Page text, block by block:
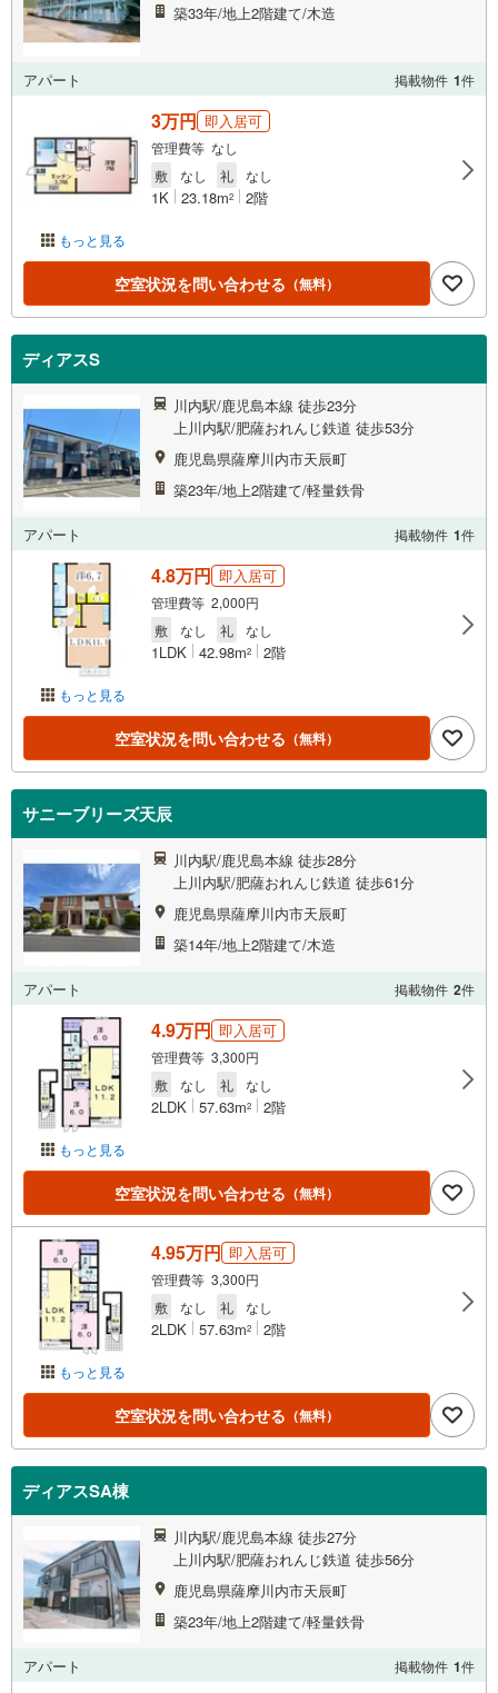
築33年/地上2階建て/木造
アパート 掲載物件 1件
もっと見る
3万円 即入居可
管理費等 なし
敷
なし 礼 なし
1K 23.18m2 2階
空室状況を問い合わせる （無料）
ディアスS
川内駅/鹿児島本線 徒歩23分
上川内駅/肥薩おれんじ鉄道 徒歩53分
鹿児島県薩摩川内市天辰町
築23年/地上2階建て/軽量鉄骨
アパート 掲載物件 1件
もっと見る
4.8万円 即入居可
管理費等 2,000円
敷
なし 礼 なし
1LDK 42.98m2 2階
空室状況を問い合わせる （無料）
サニーブリーズ天辰
川内駅/鹿児島本線 徒歩28分
上川内駅/肥薩おれんじ鉄道 徒歩61分
鹿児島県薩摩川内市天辰町
築14年/地上2階建て/木造
アパート 掲載物件 2件
もっと見る
4.9万円 即入居可
管理費等 3,300円
敷
なし 礼 なし
2LDK 57.63m2 2階
空室状況を問い合わせる （無料）
もっと見る
4.95万円 即入居可
管理費等 3,300円
敷
なし 礼 なし
2LDK 57.63m2 2階
空室状況を問い合わせる （無料）
ディアスSA棟
川内駅/鹿児島本線 徒歩27分
上川内駅/肥薩おれんじ鉄道 徒歩56分
鹿児島県薩摩川内市天辰町
築23年/地上2階建て/軽量鉄骨
アパート 掲載物件 1件